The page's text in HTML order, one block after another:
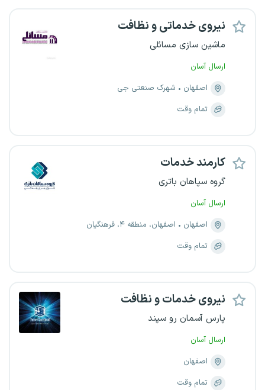
نیروی خدماتی و نظافت
ماشین سازی مسائلی
ارسال آسان
اصفهان
شهرک صنعتی جی
تمام وقت
کارمند خدمات
گروه سپاهان باتری
ارسال آسان
اصفهان
اصفهان، منطقه ۴، فرهنگیان
تمام وقت
نیروی خدمات و نظافت
پارس آسمان رو سپند
ارسال آسان
اصفهان
تمام وقت